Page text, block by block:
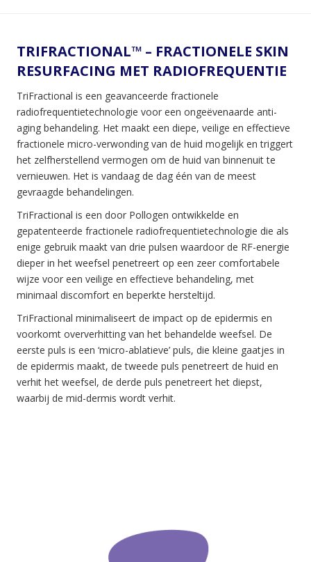
TRIFRACTIONAL™ – FRACTIONELE SKIN
RESURFACING MET RADIOFREQUENTIE
TriFractional is een geavanceerde fractionele
radiofrequentietechnologie voor een ongeëvenaarde anti-
aging behandeling. Het maakt een diepe, veilige en effectieve
fractionele micro-verwonding van de huid mogelijk en triggert
het zelfherstellend vermogen om de huid van binnenuit te
vernieuwen. Het is vandaag de dag één van de meest
gevraagde behandelingen.
TriFractional is een door Pollogen ontwikkelde en
gepatenteerde fractionele radiofrequentietechnologie die als
enige gebruik maakt van drie pulsen waardoor de RF-energie
dieper in het weefsel penetreert op een zeer comfortabele
wijze voor een veilige en effectieve behandeling, met
minimaal discomfort en beperkte hersteltijd.
TriFractional minimaliseert de impact op de epidermis en
voorkomt oververhitting van het behandelde weefsel. De
eerste puls is een ‘micro-ablatieve’ puls, die kleine gaatjes in
de epidermis maakt, de tweede puls penetreert de huid en
verhit het weefsel, de derde puls penetreert het diepst,
waarbij de mid-dermis wordt verhit.